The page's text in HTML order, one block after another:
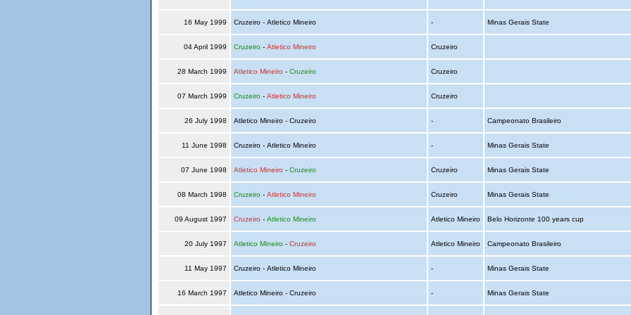
16 May 1999 Cruzeiro - Atletico Mineiro - Minas Gerais State
04 April 1999 Cruzeiro- Atletico Mineiro Cruzeiro
28 March 1999 Atletico Mineiro - Cruzeiro Cruzeiro
07 March 1999 Cruzeiro- Atletico Mineiro Cruzeiro
26 July 1998 Atletico Mineiro - Cruzeiro - Campeonato Brasileiro
11 June 1998 Cruzeiro - Atletico Mineiro - Minas Gerais State
07 June 1998 Atletico Mineiro - Cruzeiro Cruzeiro Minas Gerais State
08 March 1998 Cruzeiro- Atletico Mineiro Cruzeiro Minas Gerais State
09 August 1997 Cruzeiro - Atletico Mineiro Atletico Mineiro Belo Horizonte 100 years cup
20 July 1997 Atletico Mineiro- Cruzeiro Atletico Mineiro Campeonato Brasileiro
11 May 1997 Cruzeiro - Atletico Mineiro - Minas Gerais State
16 March 1997 Atletico Mineiro - Cruzeiro - Minas Gerais State